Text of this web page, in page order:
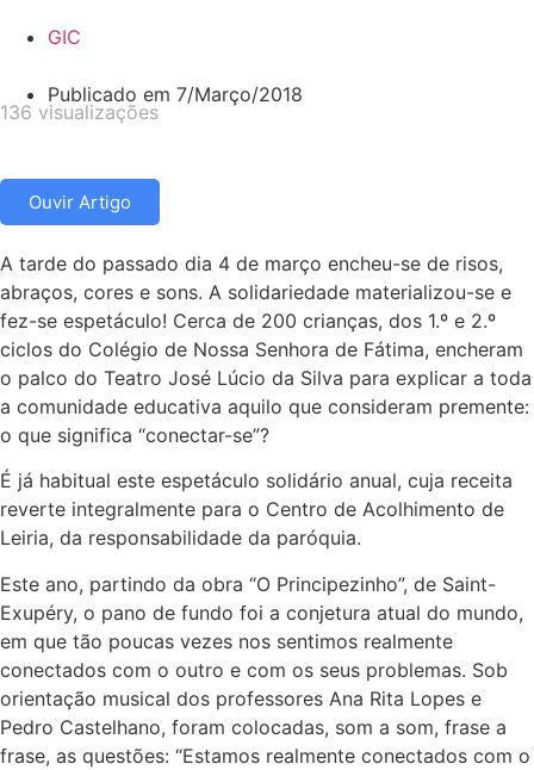
GIC
Publicado em 7/Março/2018
136 visualizações
Ouvir Artigo
A tarde do passado dia 4 de março encheu-se de risos,
abraços, cores e sons. A solidariedade materializou-se e
fez-se espetáculo! Cerca de 200 crianças, dos 1.º e 2.º
ciclos do Colégio de Nossa Senhora de Fátima, encheram
o palco do Teatro José Lúcio da Silva para explicar a toda
a comunidade educativa aquilo que consideram premente:
o que significa “conectar-se”?
É já habitual este espetáculo solidário anual, cuja receita
reverte integralmente para o Centro de Acolhimento de
Leiria, da responsabilidade da paróquia.
Este ano, partindo da obra “O Principezinho”, de Saint-
Exupéry, o pano de fundo foi a conjetura atual do mundo,
em que tão poucas vezes nos sentimos realmente
conectados com o outro e com os seus problemas. Sob
orientação musical dos professores Ana Rita Lopes e
Pedro Castelhano, foram colocadas, som a som, frase a
frase, as questões: “Estamos realmente conectados com o